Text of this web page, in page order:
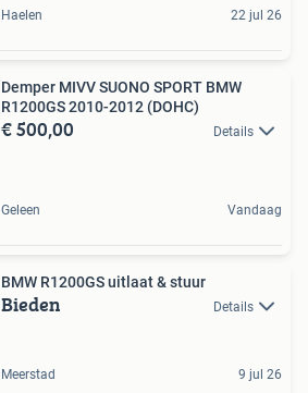
Haelen 22 jul 26
Demper MIVV SUONO SPORT BMW
R1200GS 2010-2012 (DOHC)
€ 500,00 Details
Geleen Vandaag
BMW R1200GS uitlaat & stuur
Bieden Details
Meerstad 9 jul 26